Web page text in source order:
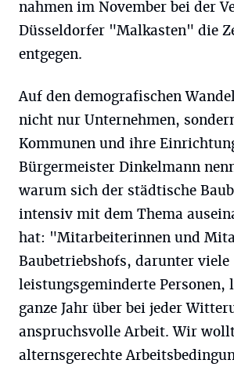
nahmen im November bei der
Düsseldorfer "Malkasten" die
entgegen.
Auf den demografischen
nicht nur Unternehmen,
Kommunen und ihre
Bürgermeister Dinkelmann
warum sich der städtische
intensiv mit dem Thema
hat: "Mitarbeiterinnen und
Baubetriebshofs, darunter viele
leistungsgeminderte Personen,
ganze Jahr über bei jeder
anspruchsvolle Arbeit. Wir
alternsgerechte